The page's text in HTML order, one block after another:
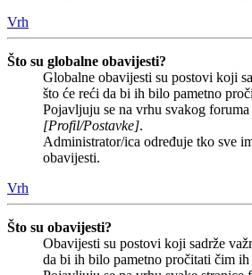
Vrh
Što su globalne obavijesti?
Globalne obavijesti su postovi koji
što će reći da bi ih bilo pametno
Pojavljuju se na vrhu svakog
[Profil/Postavke].
Administrator/ica određuje tko sve
obavijesti.
Vrh
Što su obavijesti?
Obavijesti su postovi koji sadrže
da bi ih bilo pametno pročitati čim ih